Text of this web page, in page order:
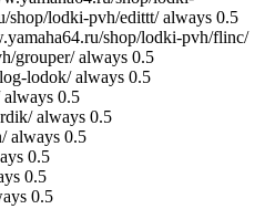
shop/lodki-pvh/edittt/ always 0.5
shop/lodki-pvh/flinc/
grouper/ always 0.5
lodok/ always 0.5
always 0.5
always 0.5
always 0.5
0.5
0.5
0.5